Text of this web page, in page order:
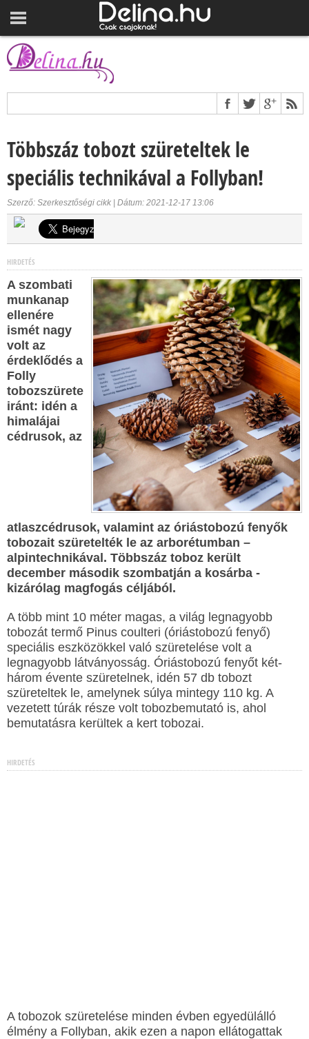
Többszáz tobozt szüreteltek le
speciális technikával a Follyban!
Szerző: Szerkesztőségi cikk | Dátum: 2021-12-17 13:06
HIRDETÉS
A szombati
munkanap
ellenére
ismét nagy
volt az
érdeklődés a
Folly
tobozszürete
iránt: idén a
himalájai
cédrusok, az
atlaszcédrusok, valamint az óriástobozú fenyők
tobozait szüretelték le az arborétumban –
alpintechnikával. Többszáz toboz került
december második szombatján a kosárba -
kizárólag magfogás céljából.
A több mint 10 méter magas, a világ legnagyobb
tobozát termő Pinus coulteri (óriástobozú fenyő)
speciális eszközökkel való szüretelése volt a
legnagyobb látványosság. Óriástobozú fenyőt két-
három évente szüretelnek, idén 57 db tobozt
szüreteltek le, amelynek súlya mintegy 110 kg. A
vezetett túrák része volt tobozbemutató is, ahol
bemutatásra kerültek a kert tobozai.
HIRDETÉS
A tobozok szüretelése minden évben egyedülálló
élmény a Follyban, akik ezen a napon ellátogattak